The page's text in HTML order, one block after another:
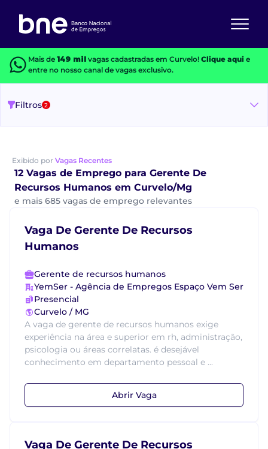
Mais de 149 milvagas cadastradas em Curvelo! Clique aquie
entre no nosso canal de vagas exclusivo.
Filtros 2
Exibido por Vagas Recentes
12 Vagas de Emprego para Gerente De
Recursos Humanos em Curvelo/Mg
e mais 685 vagas de emprego relevantes
Vaga De Gerente De Recursos
Humanos
Gerente de recursos humanos
YemSer - Agência de Empregos Espaço Vem Ser
Presencial
Curvelo / MG
A vaga de gerente de recursos humanos exige
experiência na área e superior em rh, administração,
psicologia ou áreas correlatas. é desejável
conhecimento em departamento pessoal e ...
Abrir Vaga
Vaga De Gerente De Recursos